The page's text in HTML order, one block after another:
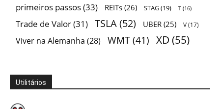
primeiros passos(33) REITs (26) STAG(19) T (16)
Trade de Valor(31) TSLA(52) UBER (25) V(17)
Viver na Alemanha (28) WMT (41) XD (55)
Utilitários